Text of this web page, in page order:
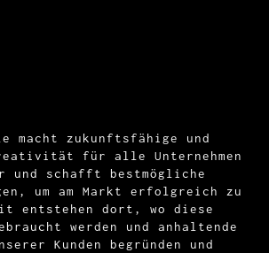
macht zukunftsfähige und
für alle Unternehmen
und schafft bestmögliche
um am Markt erfolgreich zu
entstehen dort, wo diese
werden und anhaltende
Kunden begründen und